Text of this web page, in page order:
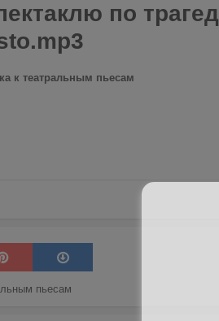
по
к театральным пьесам
пьесам